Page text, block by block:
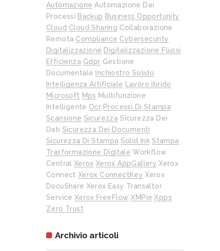
Automazione Automazione Dei
Processi Backup Business Opportunity
Cloud Cloud Sharing Collaborazione
Remota Compliance Cybersecurity
Digitalizzazione Digitalizzazione Flussi
Efficienza Gdpr Gestione
Documentale
Inchiostro Solido
Intelligenza Artificiale
Lavoro Ibrido
Microsoft Mps Multifunzione
Intelligente Ocr Processi Di Stampa
Scansione Sicurezza Sicurezza Dei
Dati Sicurezza Dei Documenti
Sicurezza Di Stampa Solid Ink Stampa
Trasformazione Digitale Workflow
Central
Xerox Xerox AppGallery Xerox
Connect Xerox ConnectKey Xerox
DocuShare Xerox Easy Transaltor
Service Xerox FreeFlow XMPie Xpps
Zero Trust
Archivio articoli